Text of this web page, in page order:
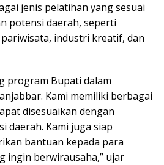
jenis pelatihan yang sesuai
potensi daerah, seperti
industri kreatif, dan
program Bupati dalam
Kami memiliki berbagai
disesuaikan dengan
daerah. Kami juga siap
bantuan kepada para
ingin berwirausaha,” ujar